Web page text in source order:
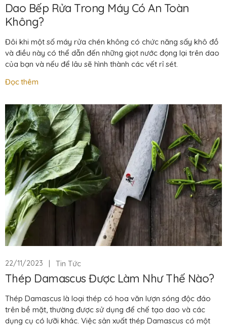
Dao Bếp Rửa Trong Máy Có An Toàn
Không?
Đôi khi một số máy rửa chén không có chức năng sấy khô đồ
và điều này có thể dẫn đến những giọt nước đọng lại trên dao
của bạn và nếu để lâu sẽ hình thành các vết rỉ sét.
Đọc thêm
22/11/2023 | Tin Tức
Thép Damascus Được Làm Như Thế Nào?
Thép Damascus là loại thép có hoa văn lượn sóng độc đáo
trên bề mặt, thường được sử dụng để chế tạo dao và các
dụng cụ có lưỡi khác. Việc sản xuất thép Damascus có một